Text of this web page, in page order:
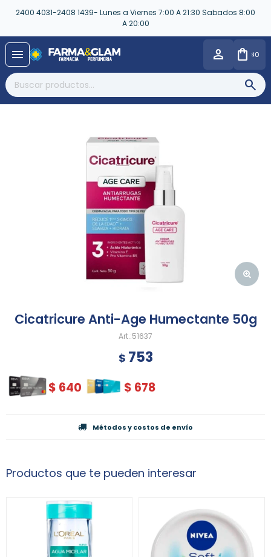
2400 4031-2408 1439- Lunes a Viernes 7:00 A 21:30 Sabados 8:00
A 20:00
menu $0
Cicatricure Anti-Age Humectante 50g
51637
$ 753
$ 640 $ 678
Métodos y costos de envío
Productos que te pueden interesar